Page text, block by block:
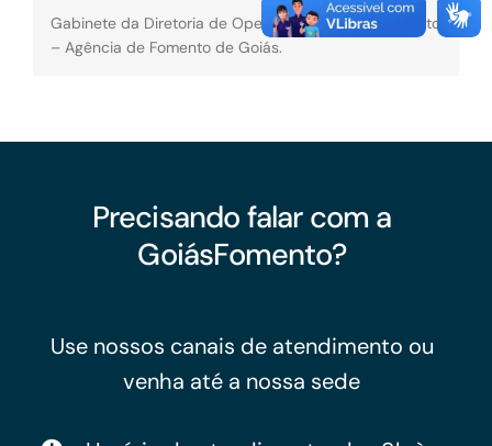
Gabinete da Diretoria de Operações da GoiásFomento
– Agência de Fomento de Goiás.
Precisando falar com a
GoiásFomento?
Use nossos canais de atendimento ou
venha até a nossa sede